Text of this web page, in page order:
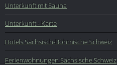
Unterkunft mit Sauna
Unterkunft - Karte
Hotels Sächsisch-Böhmische Schweiz
Ferienwohnungen Sächsische Schweiz